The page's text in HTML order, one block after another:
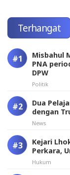
Terhangat
Misbahul
PNA
DPW
Politik
Dua
dengan
News
Kejari
Perkara,
Hukum